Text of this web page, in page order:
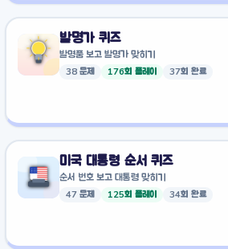
발명가 퀴즈
발명품 보고 발명가 맞히기
38 문제 176회 플레이 37회 완료
미국 대통령 순서 퀴즈
순서 번호 보고 대통령 맞히기
47 문제 125회 플레이 34회 완료